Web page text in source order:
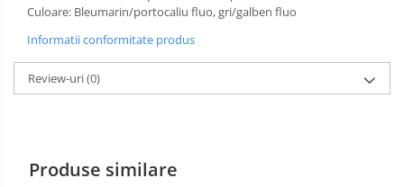
Imbracaminte Outdoor
Incaltaminte Outdoor
Sepci
Culoare: Bleumarin/portocaliu fluo, gri/galben fluo
Informatii conformitate produs
Review-uri(0)
Produse similare